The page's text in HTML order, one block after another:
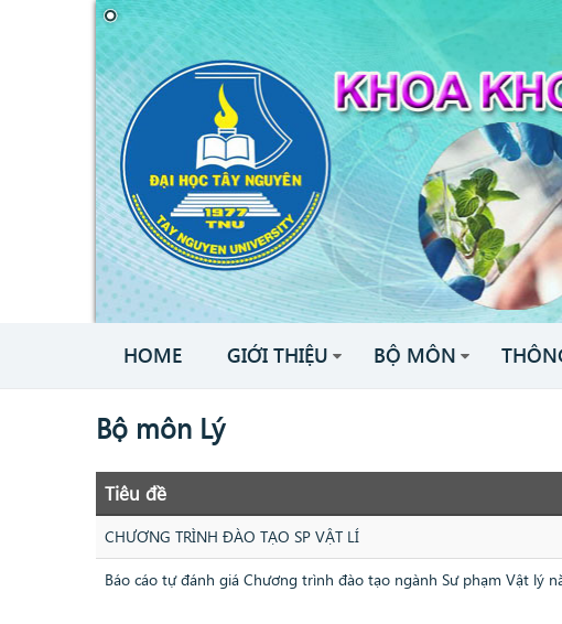
HOME GIỚI THIỆU BỘ MÔN
Bộ môn Lý
Tiêu đề
CHƯƠNG TRÌNH ĐÀO TẠO SP VẬT LÍ
Báo cáo tự đánh giá Chương trình đào tạo ngành Sư phạm Vật lý